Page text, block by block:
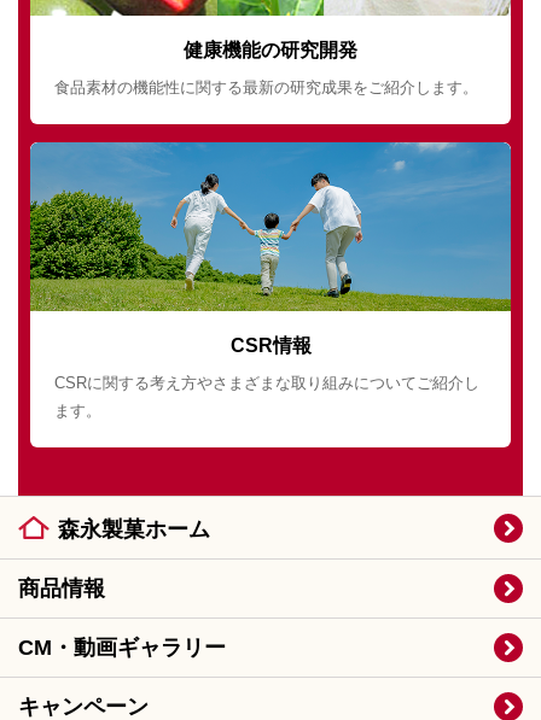
健康機能の研究開発
食品素材の機能性に関する最新の研究成果をご紹介します。
CSR情報
CSRに関する考え方やさまざまな取り組みについてご紹介し
ます。
森永製菓ホーム
商品情報
CM・動画ギャラリー
キャンペーン